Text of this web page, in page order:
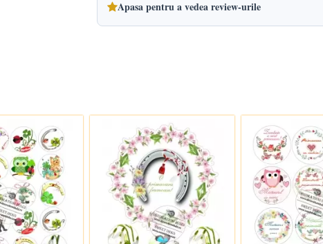
Apasa pentru a vedea review-urile